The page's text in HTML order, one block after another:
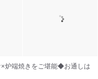
炉端焼きをご堪能◆お通しは